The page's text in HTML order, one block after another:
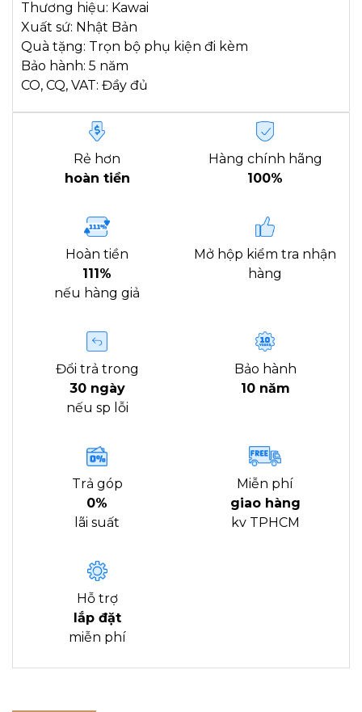
Thương hiệu: Kawai
Xuất sứ: Nhật Bản
Quà tặng: Trọn bộ phụ kiện đi kèm
Bảo hành: 5 năm
CO, CQ, VAT: Đầy đủ
Rẻ hơn
hoàn tiền
Hàng chính hãng
100%
Hoàn tiền
111%
nếu hàng giả
Mở hộp kiểm tra nhận
hàng
Đổi trả trong
30 ngày
nếu sp lỗi
Bảo hành
10 năm
Trả góp
0%
lãi suất
Miễn phí
giao hàng
kv TPHCM
Hỗ trợ
lắp đặt
miễn phí